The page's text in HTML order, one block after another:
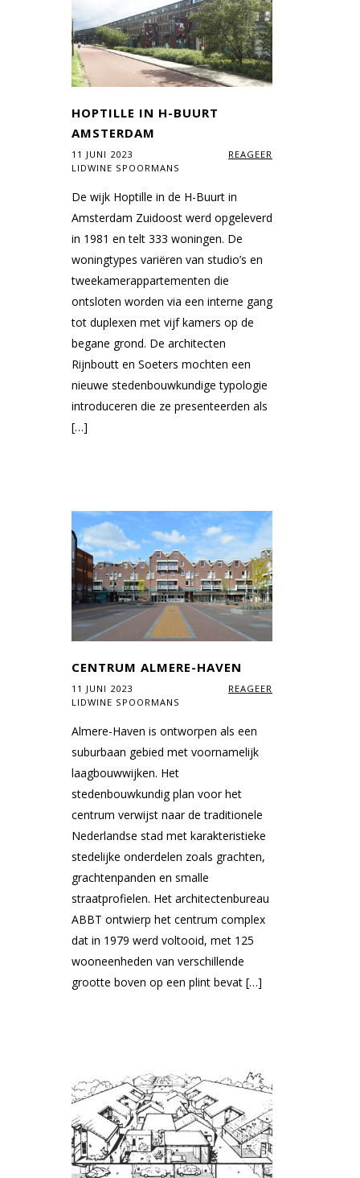
HOPTILLE IN H-BUURT
AMSTERDAM
11 JUNI 2023
REAGEER
LIDWINE SPOORMANS
De wijk Hoptille in de H-Buurt in
Amsterdam Zuidoost werd opgeleverd
in 1981 en telt 333 woningen. De
woningtypes variëren van studio’s en
tweekamerappartementen die
ontsloten worden via een interne gang
tot duplexen met vijf kamers op de
begane grond. De architecten
Rijnboutt en Soeters mochten een
nieuwe stedenbouwkundige typologie
introduceren die ze presenteerden als
[…]
CENTRUM ALMERE-HAVEN
11 JUNI 2023
REAGEER
LIDWINE SPOORMANS
Almere-Haven is ontworpen als een
suburbaan gebied met voornamelijk
laagbouwwijken. Het
stedenbouwkundig plan voor het
centrum verwijst naar de traditionele
Nederlandse stad met karakteristieke
stedelijke onderdelen zoals grachten,
grachtenpanden en smalle
straatprofielen. Het architectenbureau
ABBT ontwierp het centrum complex
dat in 1979 werd voltooid, met 125
wooneenheden van verschillende
grootte boven op een plint bevat […]